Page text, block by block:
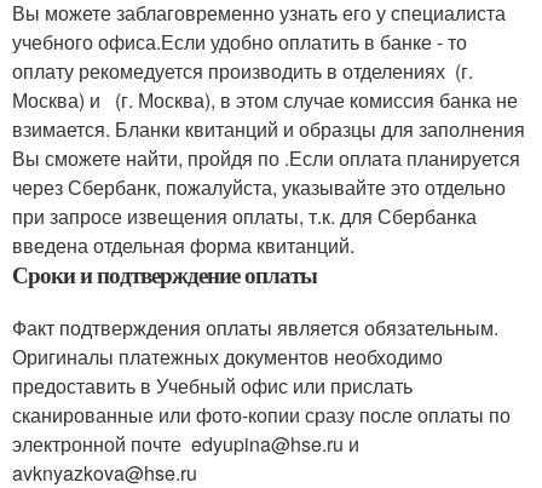
Вы можете заблаговременно узнать его у специалиста
учебного офиса.Если удобно оплатить в банке - то
оплату рекомедуется производить в отделениях (г.
Москва) и (г. Москва), в этом случае комиссия банка не
взимается. Бланки квитанций и образцы для заполнения
Вы сможете найти, пройдя по .Если оплата планируется
через Сбербанк, пожалуйста, указывайте это отдельно
при запросе извещения оплаты, т.к. для Сбербанка
введена отдельная форма квитанций.
Сроки и подтверждение оплаты
Факт подтверждения оплаты является обязательным.
Оригиналы платежных документов необходимо
предоставить в Учебный офис или прислать
сканированные или фото-копии сразу после оплаты по
электронной почте edyupina@hse.ru и
avknyazkova@hse.ru